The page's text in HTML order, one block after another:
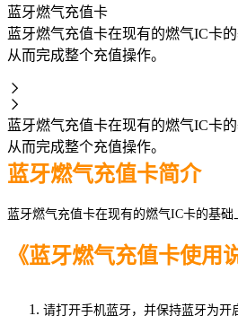
蓝牙燃气充值卡
蓝牙燃气充值卡在现有的燃气IC卡
从而完成整个充值操作。
蓝牙燃气充值卡在现有的燃气IC卡
从而完成整个充值操作。
蓝牙燃气充值卡简介
蓝牙燃气充值卡在现有的燃气IC卡的基础
《蓝牙燃气充值卡使用
请打开手机蓝牙，并保持蓝牙为开